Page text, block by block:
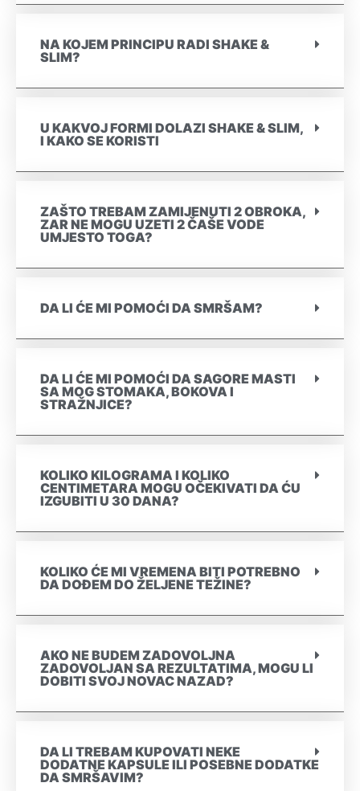
NA KOJEM PRINCIPU RADI SHAKE &
SLIM?
U KAKVOJ FORMI DOLAZI SHAKE & SLIM,
I KAKO SE KORISTI
ZAŠTO TREBAM ZAMIJENUTI 2 OBROKA,
ZAR NE MOGU UZETI 2 ČAŠE VODE
UMJESTO TOGA?
DA LI ĆE MI POMOĆI DA SMRŠAM?
DA LI ĆE MI POMOĆI DA SAGORE MASTI
SA MOG STOMAKA, BOKOVA I
STRAŽNJICE?
KOLIKO KILOGRAMA I KOLIKO
CENTIMETARA MOGU OČEKIVATI DA ĆU
IZGUBITI U 30 DANA?
KOLIKO ĆE MI VREMENA BITI POTREBNO
DA DOĐEM DO ŽELJENE TEŽINE?
AKO NE BUDEM ZADOVOLJNA
ZADOVOLJAN SA REZULTATIMA, MOGU LI
DOBITI SVOJ NOVAC NAZAD?
DA LI TREBAM KUPOVATI NEKE
DODATNE KAPSULE ILI POSEBNE DODATKE
DA SMRŠAVIM?